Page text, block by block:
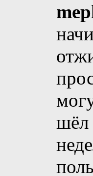
шёл